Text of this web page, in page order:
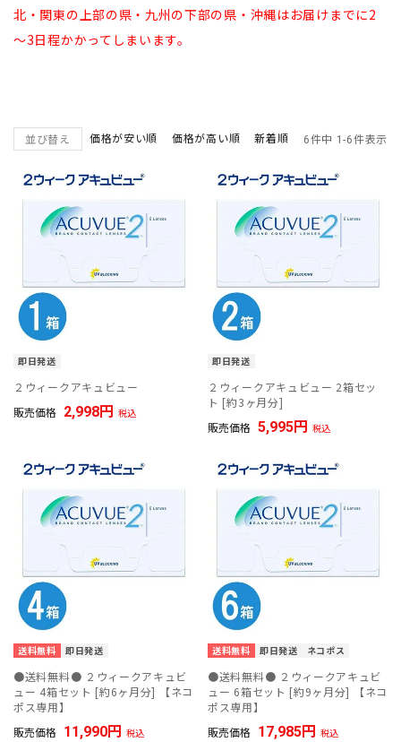
北・関東の上部の県・九州の下部の県・沖縄はお届けまでに2
～3日程かかってしまいます。
並び替え 価格が安い順 価格が高い順 新着順 6件中 1-6件表示
即日発送
２ウィークアキュビュー
販売価格 2,998 税込
即日発送
２ウィークアキュビュー 2箱セッ
ト [約3ヶ月分]
販売価格 5,995 税込
送料無料 即日発送
●送料無料● ２ウィークアキュビ
ュー 4箱セット [約6ヶ月分] 【ネコ
ポス専用】
販売価格 11,990 税込
送料無料 即日発送 ネコポス
●送料無料● ２ウィークアキュビ
ュー 6箱セット [約9ヶ月分] 【ネコ
ポス専用】
販売価格 17,985 税込